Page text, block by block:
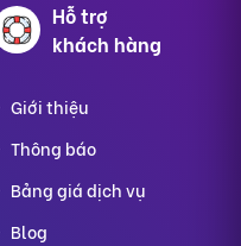
Hỗ trợ
khách hàng
Giới thiệu
Thông báo
Bảng giá dịch vụ
Blog